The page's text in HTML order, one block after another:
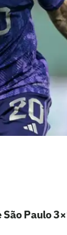
Paulo